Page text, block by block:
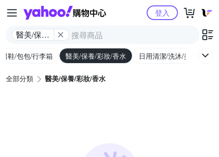
Yahoo購物中心
醫美/保養/
登入
鞋/包包/行李箱 醫美/保養/彩妝/香水 日用清潔/洗沐/美髮
全部分類 醫美/保養/彩妝/香水